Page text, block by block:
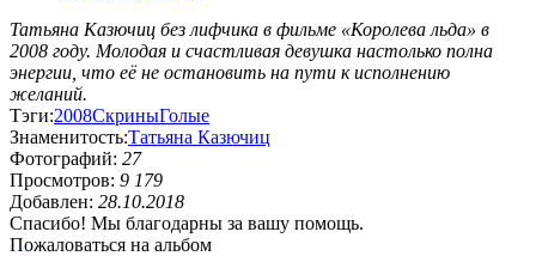
Татьяна Казючиц без лифчика в фильме «Королева льда» в
2008 году. Молодая и счастливая девушка настолько полна
энергии, что её не остановить на пути к исполнению
желаний.
Тэги:2008СкриныГолые
Знаменитость:Татьяна Казючиц
Фотографий: 27
Просмотров: 9 179
Добавлен: 28.10.2018
Спасибо! Мы благодарны за вашу помощь.
Пожаловаться на альбом